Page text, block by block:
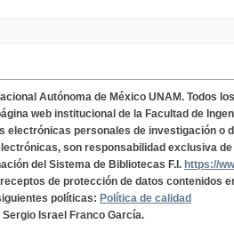
Autónoma de México UNAM. Todos
web institucional de la Facultad de
electrónicas personales de investigación o
son responsabilidad exclusiva
del Sistema de Bibliotecas F.I. https://
de protección de datos contenidos
políticas: Política de calidad
Israel Franco García.